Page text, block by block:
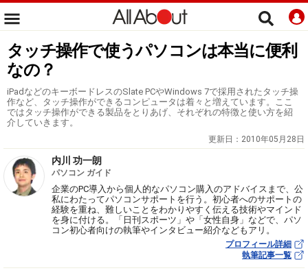
タッチ操作で使うパソコンは本当に便利
なの？
iPadなどのキーボードレスのSlate PCやWindows 7で採用されたタッチ操
作など、タッチ操作ができるコンピュータは着々と増えています。ここ
ではタッチ操作ができる製品をとりあげ、それぞれの特徴と使い方を紹
介していきます。
更新日： 2010年05月28日
内川 功一朗
パソコン ガイド
企業のPC導入から個人的なパソコン購入のアドバイスまで、公
私にわたってパソコンサポートを行う。初心者へのサポートの
経験を重ね、難しいことをわかりやすく伝える技術やマインド
を身に付ける。「日刊スポーツ」や「女性自身」などで、パソ
コン初心者向けの執筆やインタビュー紹介などもアリ。
プロフィール詳細
執筆記事一覧